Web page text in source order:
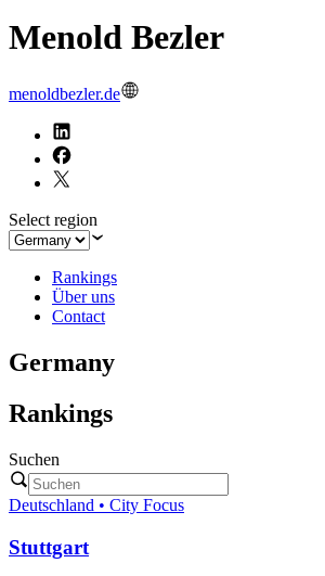
Menold Bezler
menoldbezler.de
Select region
Rankings
Über uns
Contact
Germany
Rankings
Suchen
Deutschland • City Focus
Stuttgart